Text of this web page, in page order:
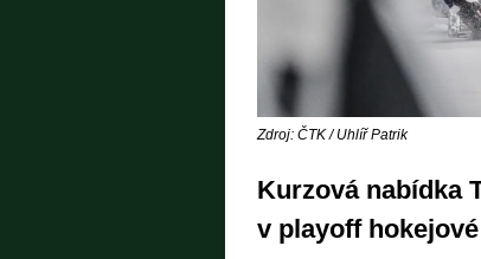
Zdroj: ČTK / Uhlíř Patrik
Kurzová nabídka
v playoff